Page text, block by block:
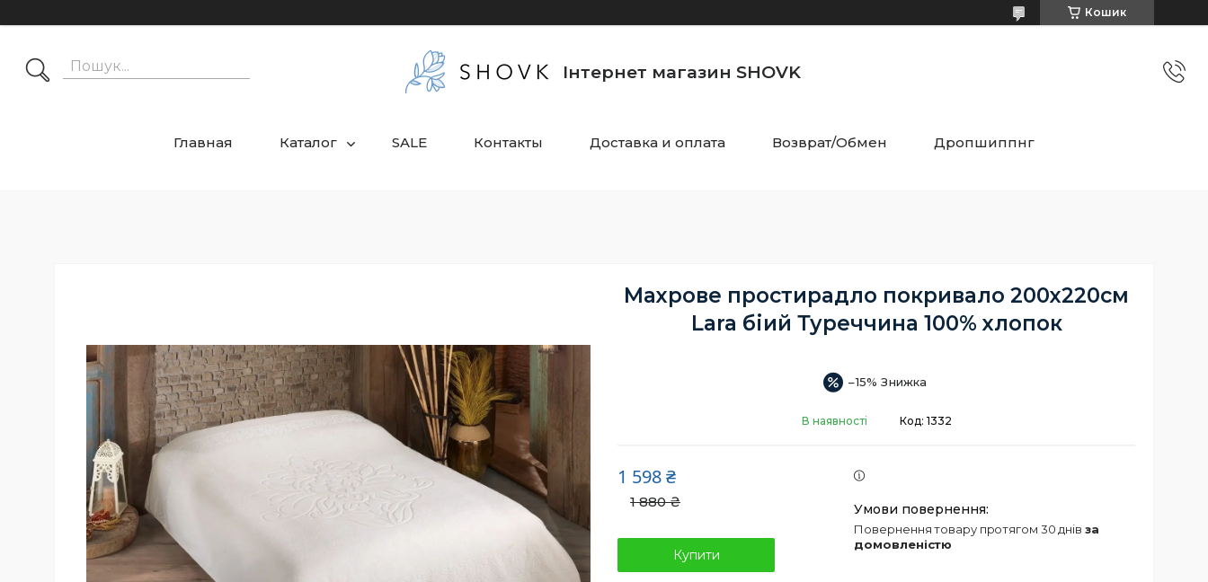
Кошик
Інтернет магазин SHOVK
Главная Каталог SALE Контакты Доставка и оплата Возврат/Обмен Дропшиппнг
Махрове простирадло покривало 200х220см
Lara біий Туреччина 100% хлопок
–15%
В наявності Код: 1332
1 880 ₴
1 598 ₴
Купити
повернення товару протягом 30 днів за
домовленістю